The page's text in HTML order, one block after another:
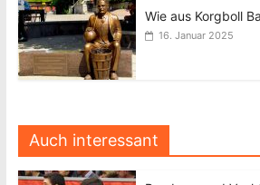
Wie aus Korgboll
16. Januar 2025
Auch interessant